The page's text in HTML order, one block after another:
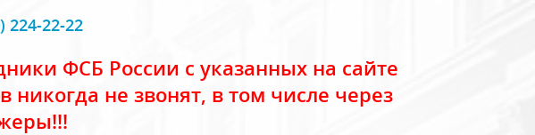
224-22-22
ФСБ России с указанных на сайте
никогда не звонят, в том числе через